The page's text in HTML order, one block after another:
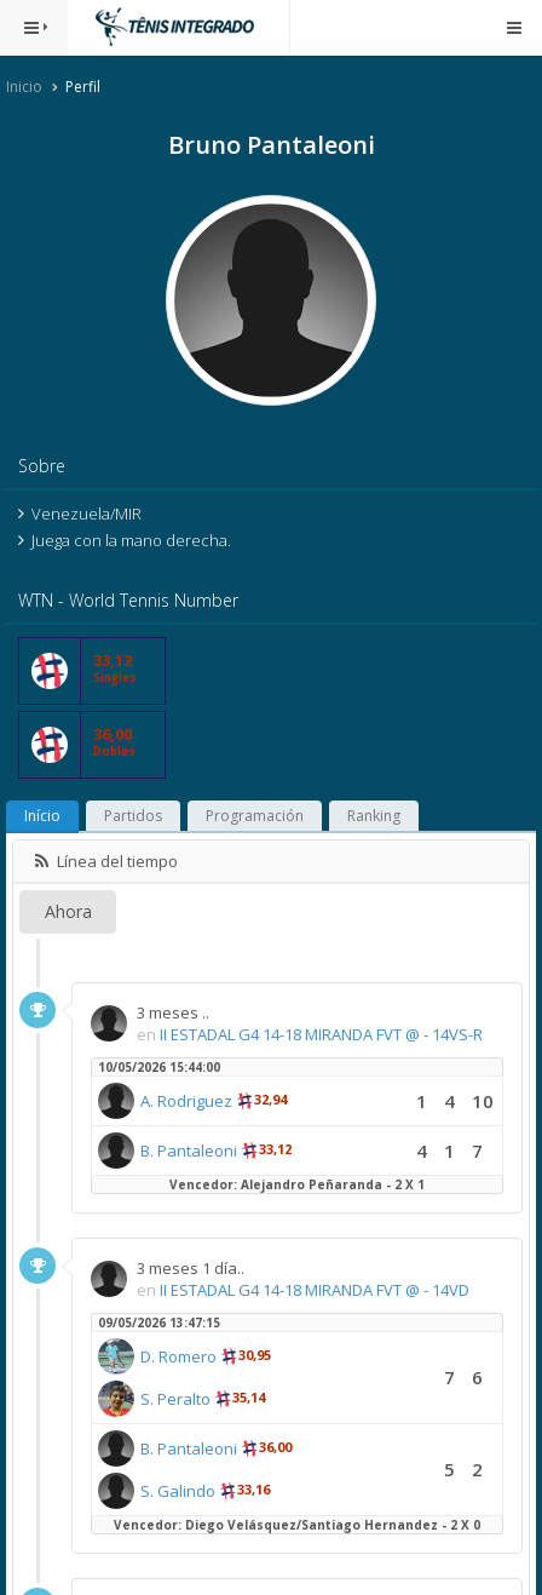
Inicio Perfil
Bruno Pantaleoni
Sobre
Venezuela/MIR
Juega con la mano derecha.
WTN - World Tennis Number
33,12
Singles
36,00
Dobles
Início Partidos Programación Ranking
Línea del tiempo
Ahora
3 meses ..
en II ESTADAL G4 14-18 MIRANDA FVT @ - 14VS-R
10/05/2026 15:44:00
A. Rodriguez 32,94 1 4 10
B. Pantaleoni 33,12 4 1 7
Vencedor: Alejandro Peñaranda - 2 X 1
3 meses 1 día..
en II ESTADAL G4 14-18 MIRANDA FVT @ - 14VD
09/05/2026 13:47:15
D. Romero 30,95
S. Peralto 35,14
7 6
B. Pantaleoni 36,00
S. Galindo 33,16
5 2
Vencedor: Diego Velásquez/Santiago Hernandez - 2 X 0